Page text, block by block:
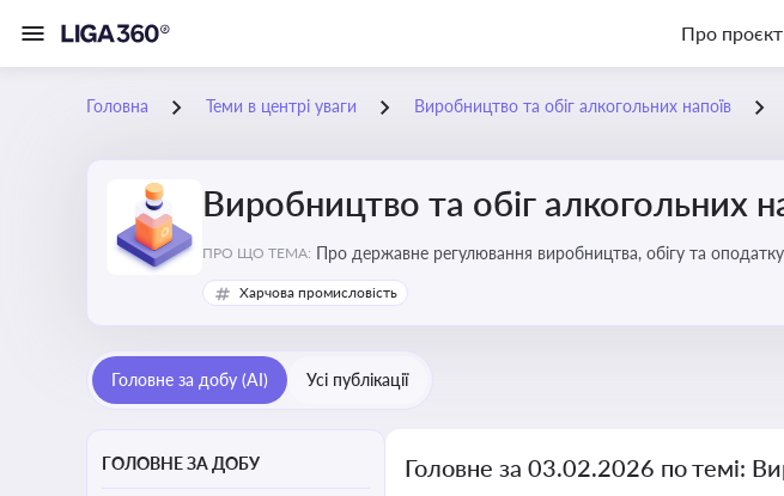
Про проєкт
Головна Теми в центрі уваги Виробництво та обіг алкогольних напоїв
Виробництво та обіг алкогольних
ПРО ЩО ТЕМА: Про державне регулювання виробництва, обігу та
Харчова промисловість
Головне за добу (AI) Усі публікації
ГОЛОВНЕ ЗА ДОБУ Головне за 03.02.2026 по темі: